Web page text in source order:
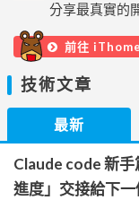
分享最真實的
前往
技術文章
最新
Claude code 新
進度」交接給下